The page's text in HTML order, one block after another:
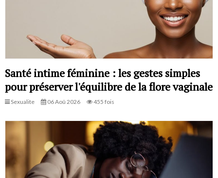
Santé intime féminine : les gestes simples
pour préserver l'équilibre de la flore vaginale
Sexualite 06 Aoû 2026 455 fois